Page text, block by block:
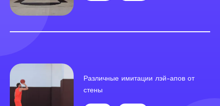
Различные имитации лэй-апов от
стены